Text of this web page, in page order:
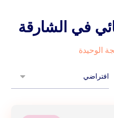
في الشارقة
الوحيدة